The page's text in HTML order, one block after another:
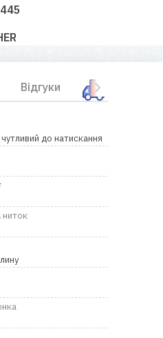
Відгуки
до натискання
ниток